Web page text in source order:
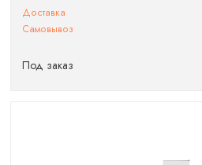
Доставка
Самовывоз
Под заказ